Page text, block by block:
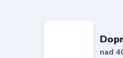
nad